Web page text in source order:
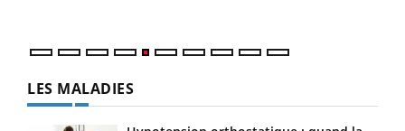
LES MALADIES